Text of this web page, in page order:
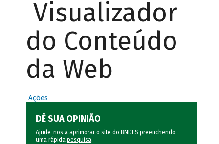
Visualizador
do Conteúdo
da Web
Ações
DÊ SUA OPINIÃO
Ajude-nos a aprimorar o site do BNDES preenchendo
uma rápida pesquisa.